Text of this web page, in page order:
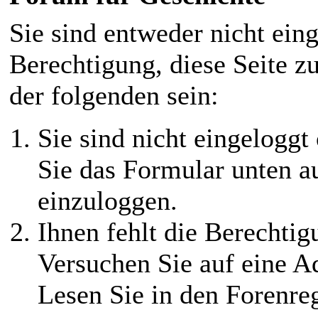
Sie sind entweder nicht
Berechtigung, diese Seite
der folgenden sein:
Sie sind nicht
Sie das Formular unten
einzuloggen.
Ihnen fehlt die
Versuchen Sie auf eine
Lesen Sie in den